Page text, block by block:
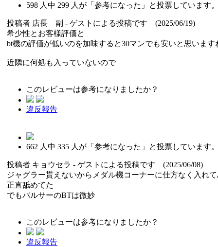
598 人中 299 人が「参考になった」と投票しています
投稿者 店長 副 - ゲストによる投稿です (2025/06/19)
希少性とお客様評価と
bt機の評価が低いのを加味すると30マンでも安いと思います
近隣に何処も入っていないので
このレビューは参考になりましたか？
違反報告
662 人中 335 人が「参考になった」と投票しています
投稿者 キョウセラ - ゲストによる投稿です (2025/06/08)
ジャグラー貰えないからメダル機コーナーに仕方なく入れ
正直舐めてた
でもパルサーのBTは微妙
このレビューは参考になりましたか？
違反報告